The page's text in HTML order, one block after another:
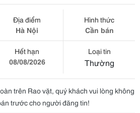
Địa điểm
Hà Nội
Hình thức
Cần bán
Hết hạn
08/08/2026
Loại tin
Thường
trên Rao vặt, quý khách vui lòng không
trước cho người đăng tin!